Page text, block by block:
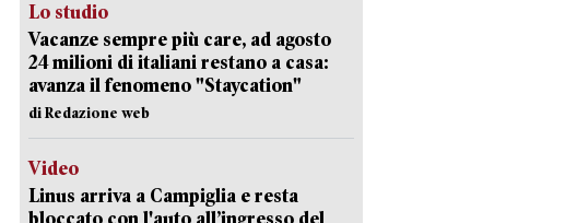
Lo studio
Vacanze sempre più care, ad agosto
24 milioni di italiani restano a casa:
avanza il fenomeno "Staycation"
di Redazione web
Video
Linus arriva a Campiglia e resta
bloccato con l'auto all’ingresso del